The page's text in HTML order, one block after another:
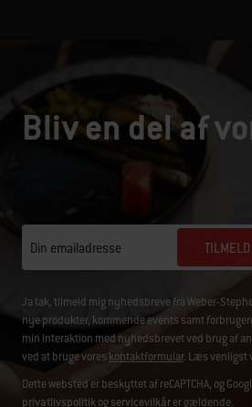
Bliv en del af
Din emailadresse
Ja tak, tilmeld mig nyhedsbreve fra Weber-
nye produkter, kommende events samt
min interaktion med nyhedsbrevet ved brug af
ved at bruge vores kontaktformular. Læs venligst
Dette websted er beskyttet af reCAPTCHA, og
privatlivspolitikogservicevilkårer gældende.